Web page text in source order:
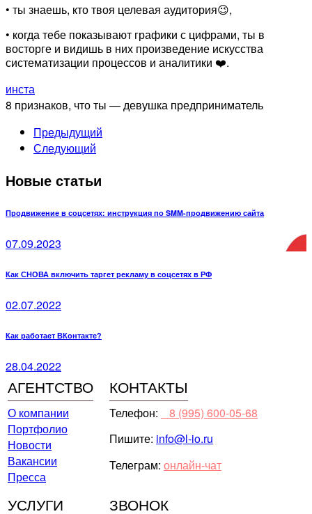
• ты знаешь, кто твоя целевая аудитория😉,
• когда тебе показывают графики с цифрами, ты в
восторге и видишь в них произведение искусства
систематизации процессов и аналитики ❤️.
инста
8 признаков, что ты — девушка предприниматель
Предыдущий
Следующий
Новые статьи
Продвижение в соцсетях: инструкция по SMM-продвижению сайта
07.09.2023
Как СНОВА включить таргет рекламу в соцсетях в РФ
02.07.2022
Как работает ВКонтакте?
28.04.2022
АГЕНТСТВО КОНТАКТЫ
О компании
Портфолио
Новости
Вакансии
Пресса
Телефон:
⠀8 (995) 600-05-68
Пишите: info@l-io.ru
Телеграм: онлайн-чат
УСЛУГИ ЗВОНОК